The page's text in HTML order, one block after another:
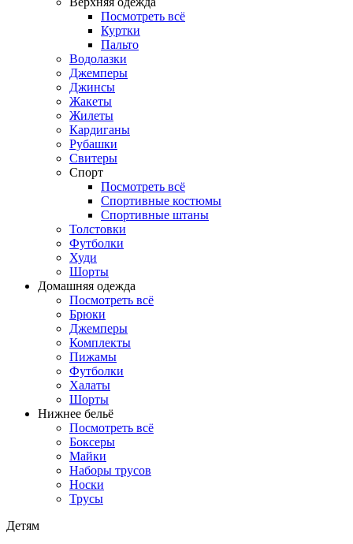
Посмотреть всё
Куртки
Пальто
Водолазки
Джемперы
Джинсы
Жакеты
Жилеты
Кардиганы
Рубашки
Свитеры
Спорт
Посмотреть всё
Спортивные костюмы
Спортивные штаны
Толстовки
Футболки
Худи
Шорты
Домашняя одежда
Посмотреть всё
Брюки
Джемперы
Комплекты
Пижамы
Футболки
Халаты
Шорты
Нижнее бельё
Посмотреть всё
Боксеры
Майки
Наборы трусов
Носки
Трусы
Детям